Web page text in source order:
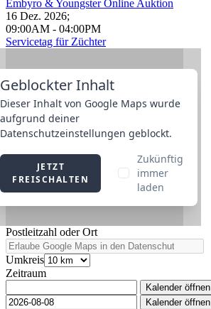
Embyro & Youngster Online Auktion
16 Dez. 2026;
09:00AM - 04:00PM
Servicetag für Züchter
Postleitzahl oder Ort
Umkreis
Zeitraum
Kalender öffnen
Kalender öffnen